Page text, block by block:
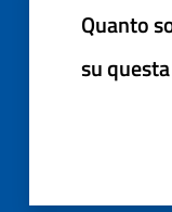
Quanto
su